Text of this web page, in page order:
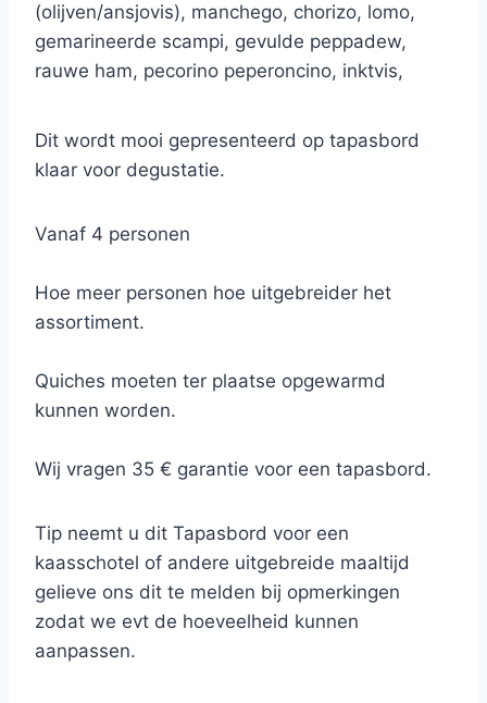
(olijven/ansjovis), manchego, chorizo, lomo,
gemarineerde scampi, gevulde peppadew,
rauwe ham, pecorino peperoncino, inktvis,
gemarineerde zalmblokjes, inktvis, crackers
met tapenade en evt enkele quiches…
voorraad.
Dit wordt mooi gepresenteerd op tapasbord
klaar voor degustatie.
Vanaf 4 personen
Hoe meer personen hoe uitgebreider het
assortiment.
Quiches moeten ter plaatse opgewarmd
kunnen worden.
Wij vragen 35 € garantie voor een tapasbord.
Tip neemt u dit Tapasbord voor een
kaasschotel of andere uitgebreide maaltijd
gelieve ons dit te melden bij opmerkingen
zodat we evt de hoeveelheid kunnen
aanpassen.